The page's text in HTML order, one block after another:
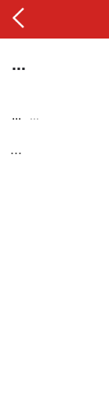
...
... ...
...